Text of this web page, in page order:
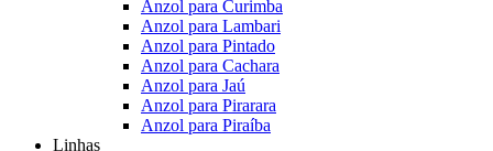
Anzol para Curimba
Anzol para Lambari
Anzol para Pintado
Anzol para Cachara
Anzol para Jaú
Anzol para Pirarara
Anzol para Piraíba
Linhas